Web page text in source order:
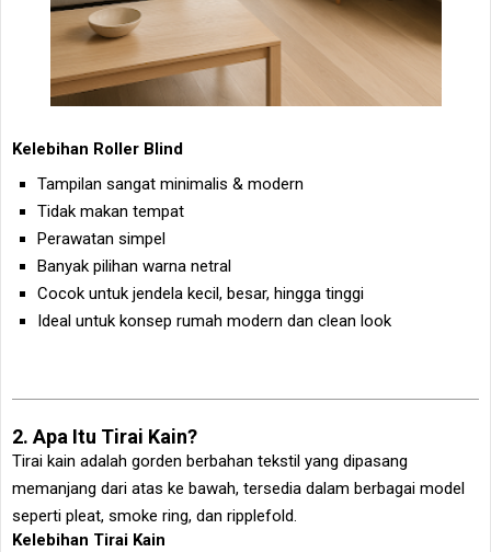
Kelebihan Roller Blind
Tampilan sangat minimalis & modern
Tidak makan tempat
Perawatan simpel
Banyak pilihan warna netral
Cocok untuk jendela kecil, besar, hingga tinggi
Ideal untuk konsep rumah modern dan clean look
2. Apa Itu Tirai Kain?
Tirai kain adalah gorden berbahan tekstil yang dipasang
memanjang dari atas ke bawah, tersedia dalam berbagai model
seperti pleat, smoke ring, dan ripplefold.
Kelebihan Tirai Kain